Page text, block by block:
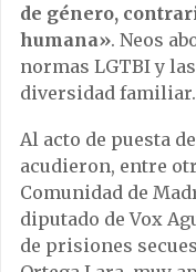
de género,
humana». Neos
normas LGTBI y
diversidad familiar.
Al acto de puesta
acudieron, entre
Comunidad de
diputado de Vox
de prisiones